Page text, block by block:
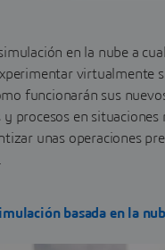
simulación en la nube a
virtualmente
funcionarán sus
procesos en situaciones
unas operaciones
basada en la